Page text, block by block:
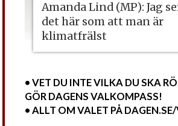
Amanda Lind (MP): Jag
det här som att man är
klimatfrälst
• VET DU INTE VILKA DU SKA
GÖR DAGENS VALKOMPASS!
• ALLT OM VALET PÅ